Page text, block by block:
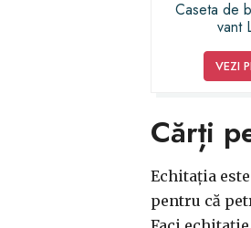
Caseta de
vant
VEZI
Cărți
Echitația
pentru că